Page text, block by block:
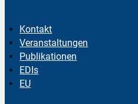
Kontakt
Veranstaltungen
Publikationen
EDIs
EU